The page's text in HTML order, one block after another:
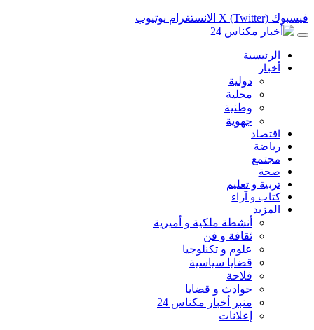
فيسبوك X (Twitter) الانستغرام يوتيوب
الرئيسية
أخبار
دولية
محلية
وطنية
جهوية
اقتصاد
رياضة
مجتمع
صحة
تربية و تعليم
كتاب و آراء
المزيد
أنشطة ملكية و أميرية
ثقافة و فن
علوم و تكنلوجيا
قضايا سياسية
فلاحة
حوادث و قضايا
منبر أخبار مكناس 24
إعلانات